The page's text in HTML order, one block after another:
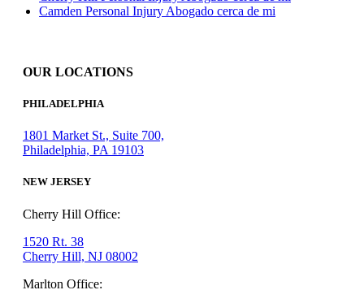
Camden Personal Injury Abogado cerca de mi
OUR LOCATIONS
PHILADELPHIA
1801 Market St., Suite 700,
Philadelphia, PA 19103
NEW JERSEY
Cherry Hill Office:
1520 Rt. 38
Cherry Hill, NJ 08002
Marlton Office: